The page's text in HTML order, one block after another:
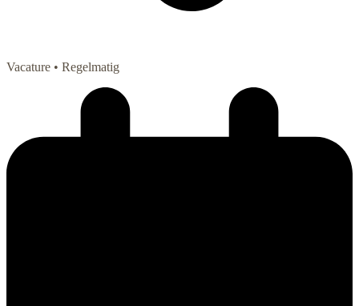
Vacature • Regelmatig